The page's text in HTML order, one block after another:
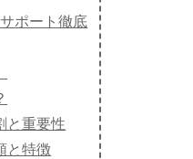
ポート徹底
と重要性
と特徴